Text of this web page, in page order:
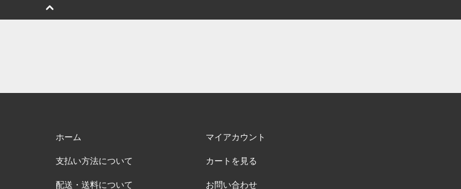
ホーム
支払い方法について
配送・送料について
マイアカウント
カートを見る
お問い合わせ